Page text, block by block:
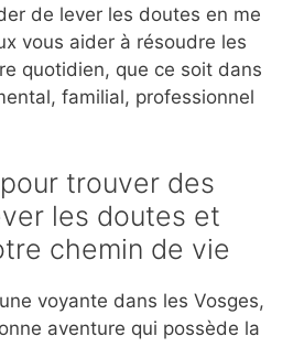
de lever les doutes en me
vous aider à résoudre les
quotidien, que ce soit dans
familial, professionnel
trouver des
les doutes et
chemin de vie
voyante dans les Vosges,
aventure qui possède la